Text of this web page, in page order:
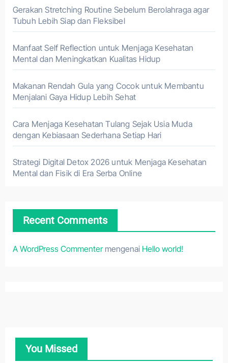
Gerakan Stretching Routine Sebelum Berolahraga agar
Tubuh Lebih Siap dan Fleksibel
Manfaat Self Reflection untuk Menjaga Kesehatan
Mental dan Meningkatkan Kualitas Hidup
Makanan Rendah Gula yang Cocok untuk Membantu
Menjalani Gaya Hidup Lebih Sehat
Cara Menjaga Kesehatan Tulang Sejak Usia Muda
dengan Kebiasaan Sederhana Setiap Hari
Strategi Digital Detox 2026 untuk Menjaga Kesehatan
Mental dan Fisik di Era Serba Online
Recent Comments
A WordPress Commentermengenai Hello world!
You Missed